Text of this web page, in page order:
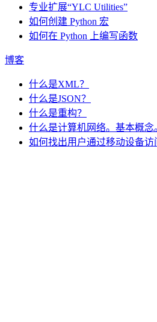
专业扩展“YLC Utilities”
如何创建 Python 宏
如何在 Python 上编写函数
博客
什么是XML？
什么是JSON？
什么是重构？
什么是计算机网络。基本概念
如何找出用户通过移动设备访